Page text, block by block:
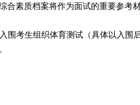
合素质档案将作为面试的重要参考
考生组织体育测试（具体以入围